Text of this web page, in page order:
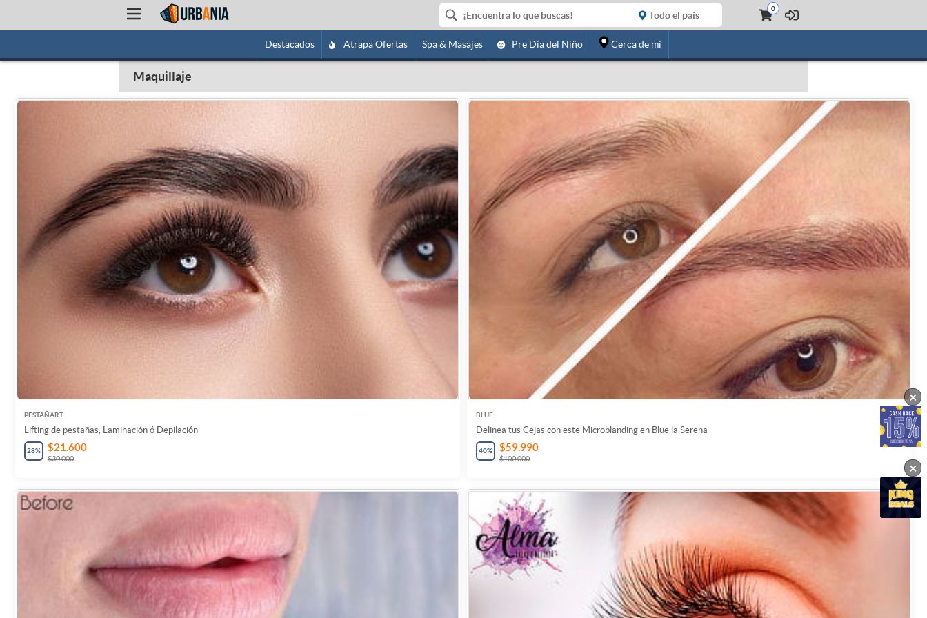
0
Destacados Atrapa Ofertas Spa & Masajes Pre Día del Niño Cerca de mí
Maquillaje
PESTAÑART
Lifting de pestañas, Laminación ó Depilación
28% $21.600
$30.000
BLUE
Delinea tus Cejas con este Microblanding en Blue la Serena
40% $59.990
$100.000
×
×